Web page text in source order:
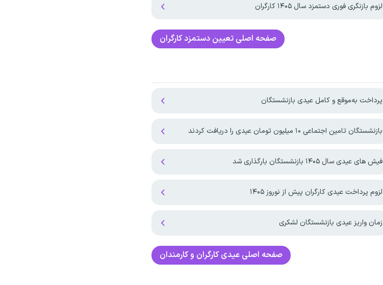
لزوم بازنگری فوری دستمزد سال ۱۴۰۵ کارگران
صفحه اصلیتعیین دستمزد کارگران
پرداخت به‌موقع و کامل عیدی بازنشستگان
بازنشستگان تامین اجتماعی ۱۰ میلیون تومان عیدی را دریافت کردند
فیش های عیدی سال ۱۴۰۵ بازنشستگان بارگذاری شد
لزوم پرداخت عیدی کارگران پیش از نوروز ۱۴۰۵
زمان واریز عیدی بازنشستگان لشکری
صفحه اصلیعیدی کارگران و کارمندان